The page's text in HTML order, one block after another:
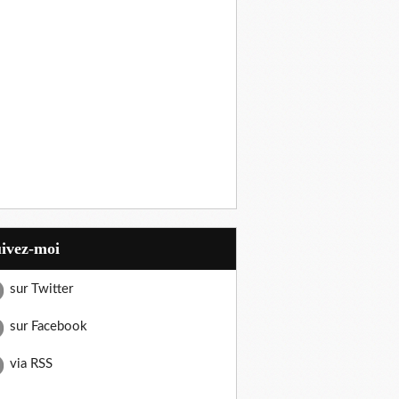
moi
sur Twitter
sur Facebook
via RSS